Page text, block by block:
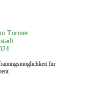
Turnier
für